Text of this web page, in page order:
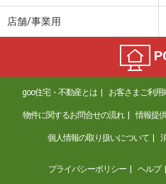
店舗/事業用
goo住宅・不動産とは お客さまご利
物件に関するお問合せの流れ 情報提
個人情報の取り扱いについて
プライバシーポリシー ヘルプ